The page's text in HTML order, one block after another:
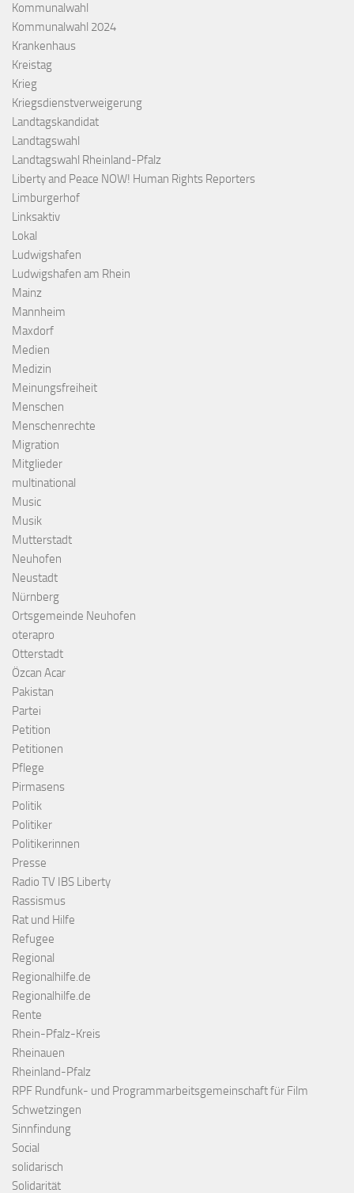
Kommunalwahl
Kommunalwahl 2024
Krankenhaus
Kreistag
Krieg
Kriegsdienstverweigerung
Landtagskandidat
Landtagswahl
Landtagswahl Rheinland-Pfalz
Liberty and Peace NOW! Human Rights Reporters
Limburgerhof
Linksaktiv
Lokal
Ludwigshafen
Ludwigshafen am Rhein
Mainz
Mannheim
Maxdorf
Medien
Medizin
Meinungsfreiheit
Menschen
Menschenrechte
Migration
Mitglieder
multinational
Music
Musik
Mutterstadt
Neuhofen
Neustadt
Nürnberg
Ortsgemeinde Neuhofen
oterapro
Otterstadt
Özcan Acar
Pakistan
Partei
Petition
Petitionen
Pflege
Pirmasens
Politik
Politiker
Politikerinnen
Presse
Radio TV IBS Liberty
Rassismus
Rat und Hilfe
Refugee
Regional
Regionalhilfe.de
Regionalhilfe.de
Rente
Rhein-Pfalz-Kreis
Rheinauen
Rheinland-Pfalz
RPF Rundfunk- und Programmarbeitsgemeinschaft für Film
Schwetzingen
Sinnfindung
Social
solidarisch
Solidarität